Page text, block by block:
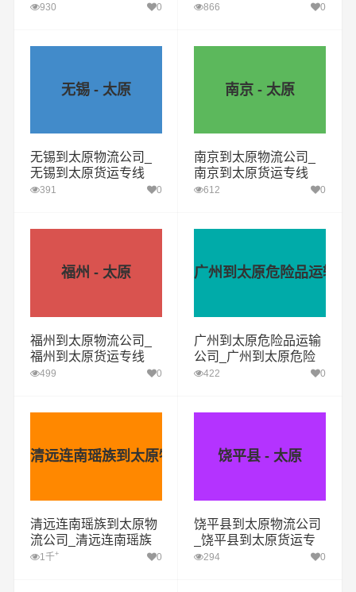
930 0 866 0
无锡 - 太原
无锡到太原物流公司_
无锡到太原货运专线
391 0
南京 - 太原
南京到太原物流公司_
南京到太原货运专线
612 0
福州 - 太原
福州到太原物流公司_
福州到太原货运专线
499 0
广州到太原危险品运输公
广州到太原危险品运输
公司_广州到太原危险
品物流货运专线
422 0
清远连南瑶族到太原物流公司
清远连南瑶族到太原物
流公司_清远连南瑶族
到太原货运专线
1千+ 0
饶平县 - 太原
饶平县到太原物流公司
_饶平县到太原货运专
线294 0